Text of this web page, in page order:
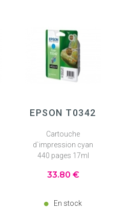
EPSON T0342
Cartouche
d`impression cyan
440 pages 17ml
33.80 €
En stock